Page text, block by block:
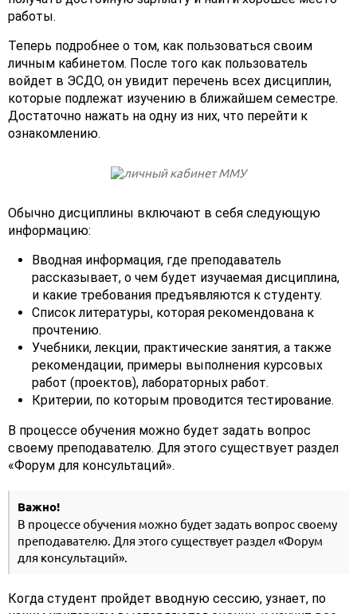
работы.
Теперь подробнее о том, как пользоваться своим
личным кабинетом. После того как пользователь
войдет в ЭСДО, он увидит перечень всех дисциплин,
которые подлежат изучению в ближайшем семестре.
Достаточно нажать на одну из них, что перейти к
ознакомлению.
Обычно дисциплины включают в себя следующую
информацию:
Вводная информация, где преподаватель
рассказывает, о чем будет изучаемая дисциплина,
и какие требования предъявляются к студенту.
Список литературы, которая рекомендована к
прочтению.
Учебники, лекции, практические занятия, а также
рекомендации, примеры выполнения курсовых
работ (проектов), лабораторных работ.
Критерии, по которым проводится тестирование.
В процессе обучения можно будет задать вопрос
своему преподавателю. Для этого существует раздел
«Форум для консультаций».
Важно!
В процессе обучения можно будет задать вопрос своему
преподавателю. Для этого существует раздел «Форум
для консультаций».
Когда студент пройдет вводную сессию, узнает, по